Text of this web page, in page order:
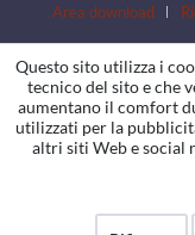
Area download
Scarica i
Questo sito utilizza i
tecnico del sito e che
aumentano il comfort
utilizzati per la
altri siti Web e social